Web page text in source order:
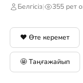
Белгісіз| 355 рет
❤️ Өте керемет
🤩 Таңғажайып